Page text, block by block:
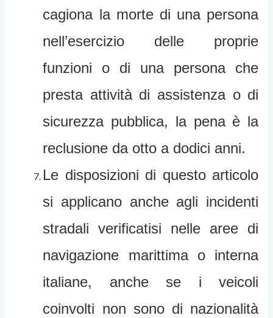
cagiona la morte di una persona
nell’esercizio delle proprie
funzioni o di una persona che
presta attività di assistenza o di
sicurezza pubblica, la pena è la
reclusione da otto a dodici anni.
Le disposizioni di questo articolo
si applicano anche agli incidenti
stradali verificatisi nelle aree di
navigazione marittima o interna
italiane, anche se i veicoli
coinvolti non sono di nazionalità